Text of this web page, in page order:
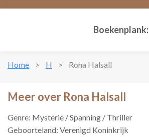
Boekenplank:
Home H Rona Halsall
Meer over Rona Halsall
Genre: Mysterie / Spanning / Thriller
Geboorteland: Verenigd Koninkrijk